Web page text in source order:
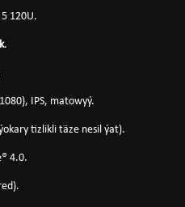
120U.
.
IPS, matowyý.
tizlikli täze nesil ýat).
4.0.